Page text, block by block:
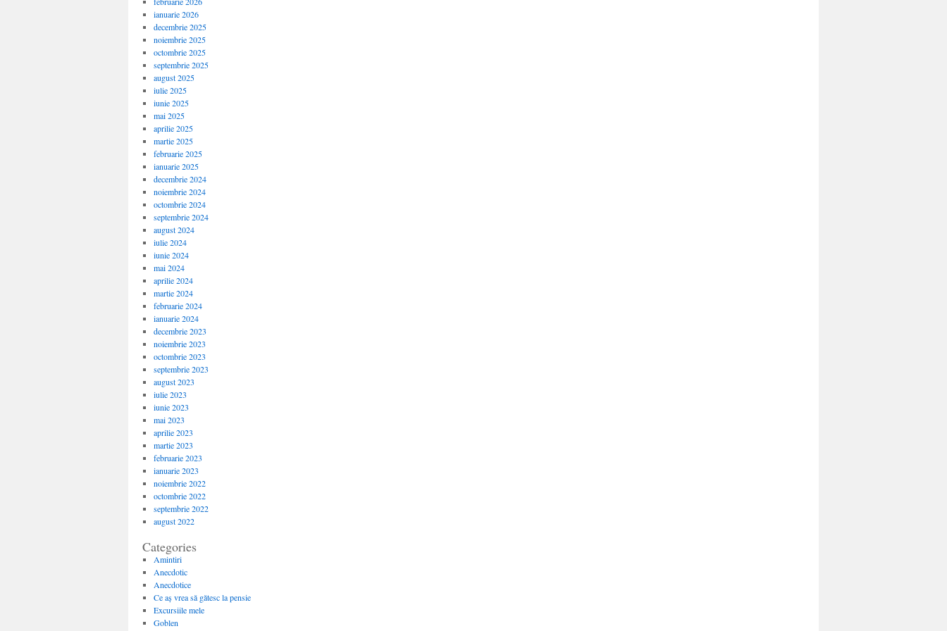
ianuarie 2026
decembrie 2025
noiembrie 2025
octombrie 2025
septembrie 2025
august 2025
iulie 2025
iunie 2025
mai 2025
aprilie 2025
martie 2025
februarie 2025
ianuarie 2025
decembrie 2024
noiembrie 2024
octombrie 2024
septembrie 2024
august 2024
iulie 2024
iunie 2024
mai 2024
aprilie 2024
martie 2024
februarie 2024
ianuarie 2024
decembrie 2023
noiembrie 2023
octombrie 2023
septembrie 2023
august 2023
iulie 2023
iunie 2023
mai 2023
aprilie 2023
martie 2023
februarie 2023
ianuarie 2023
noiembrie 2022
octombrie 2022
septembrie 2022
august 2022
Categories
Amintiri
Anecdotic
Anecdotice
Ce aș vrea să gătesc la pensie
Excursiile mele
Goblen